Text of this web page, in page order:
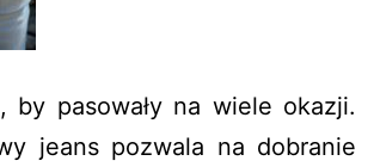
by pasowały na wiele okazji.
jeans pozwala na dobranie